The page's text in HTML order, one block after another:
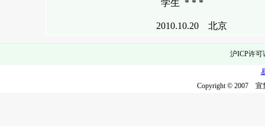
学生 * * *
2010.10.20 北京
沪ICP许可
Copyright © 2007 宣